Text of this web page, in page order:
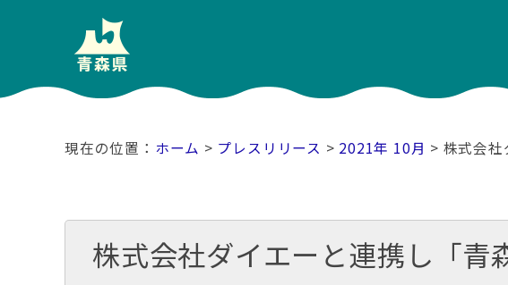
ホーム > プレスリリース > 2021年 10月 > 株式会社
株式会社ダイエーと連携し「青